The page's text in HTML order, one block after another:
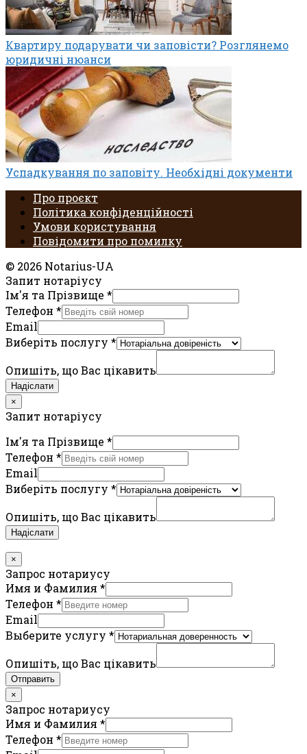
Квартиру подарувати чи заповісти? Розглянемо
юридичні нюанси
Успадкування по заповіту. Необхідні документи
Про проєкт
Політика конфіденційності
Умови користування
Повідомити про помилку
© 2026 Notarius-UA
Запит нотаріусу
Ім'я та Прізвище *
Телефон *
Email
Виберіть послугу *
Опишіть, що Вас цікавить
Надіслати
×
Запит нотаріусу
Ім'я та Прізвище *
Телефон *
Email
Виберіть послугу *
Опишіть, що Вас цікавить
Надіслати
×
Запрос нотариусу
Имя и Фамилия *
Телефон *
Email
Выберите услугу *
Опишіть, що Вас цікавить
Отправить
×
Запрос нотариусу
Имя и Фамилия *
Телефон *